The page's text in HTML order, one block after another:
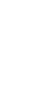
vom
von Cap
Toni Mari),
Ort